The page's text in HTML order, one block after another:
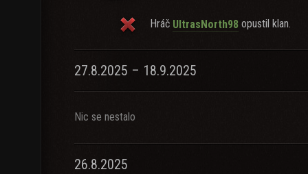
Hráč UltrasNorth98 opustil klan.
27.8.2025 – 18.9.2025
Nic se nestalo
26.8.2025